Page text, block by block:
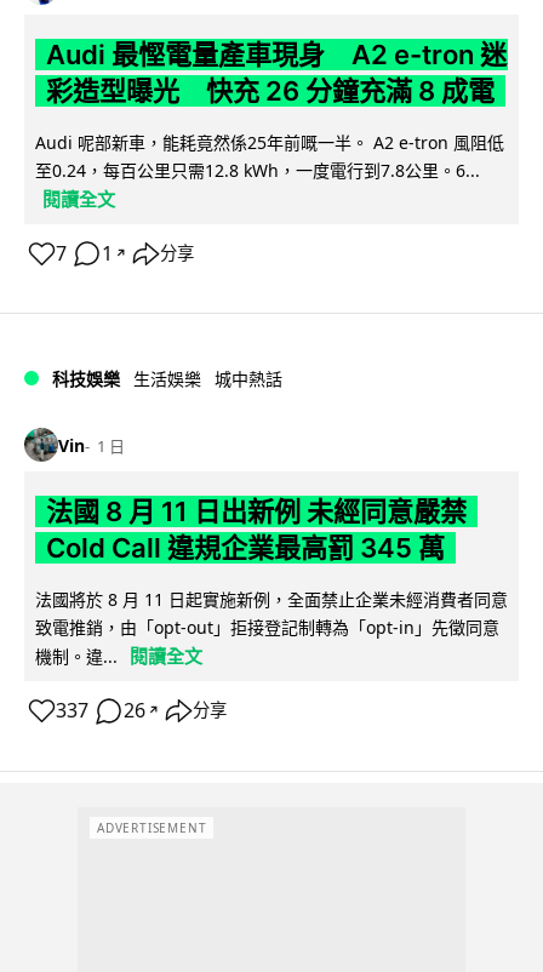
Audi 最慳電量產車現身 A2 e-tron 迷
彩造型曝光 快充 26 分鐘充滿 8 成電
Audi 呢部新車，能耗竟然係25年前嘅一半。 A2 e-tron 風阻低
至0.24，每百公里只需12.8 kWh，一度電行到7.8公里。6...
閱讀全文
7 1 ↗ 分享
科技娛樂 生活娛樂 城中熱話
Vin 1 日
法國 8 月 11 日出新例 未經同意嚴禁
Cold Call 違規企業最高罰 345 萬
法國將於 8 月 11 日起實施新例，全面禁止企業未經消費者同意
致電推銷，由「opt-out」拒接登記制轉為「opt-in」先徵同意
機制。違...
閱讀全文
337 26 ↗ 分享
ADVERTISEMENT